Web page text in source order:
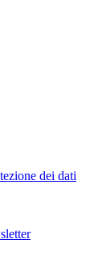
dei dati